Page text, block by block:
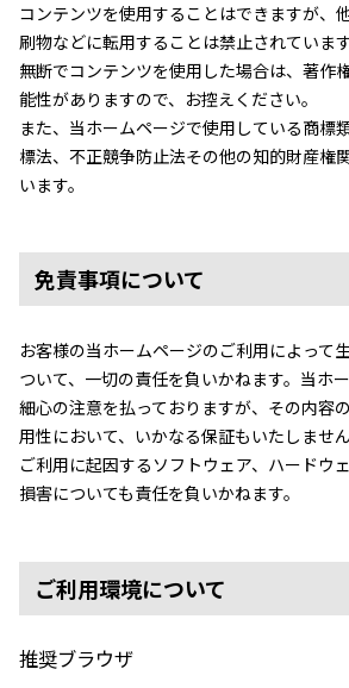
コンテンツを使用することはできますが、
刷物などに転用することは禁止されていま
無断でコンテンツを使用した場合は、著作
能性がありますので、お控えください。
また、当ホームページで使用している商標
標法、不正競争防止法その他の知的財産権
います。
免責事項について
お客様の当ホームページのご利用によって
ついて、一切の責任を負いかねます。当ホ
細心の注意を払っておりますが、その内容
用性において、いかなる保証もいたしませ
ご利用に起因するソフトウェア、ハードウ
損害についても責任を負いかねます。
ご利用環境について
推奨ブラウザ